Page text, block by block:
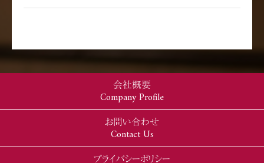
会社概要
Company Profile
お問い合わせ
Contact Us
プライバシーポリシー